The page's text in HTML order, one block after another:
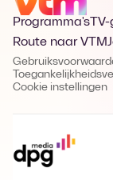
Programma's
Route naar VTM
Cookie instellingen